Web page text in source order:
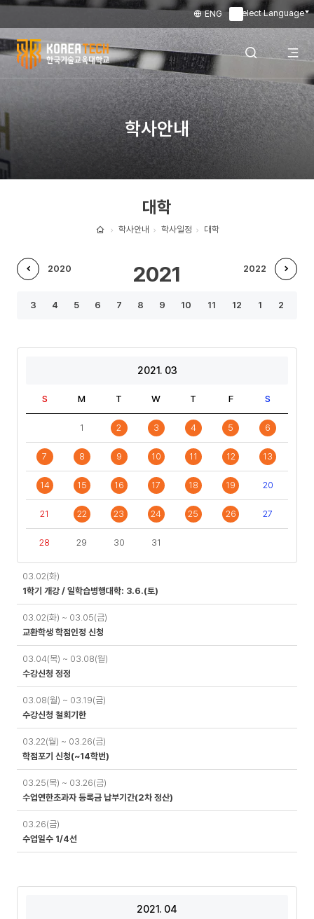
Select Language
ENG
검색 레이어
한
국
교
학
교
전
학사안내
학사안내 학사일정 대학
대학
2020
전
2021 2022
3 4 5 6 7 8 9 10 11 12 1 2
2021. 03
S M T W T F S
1 2 3 4 5 6
7 8 9 10 11 12 13
14 15 16 17 18 19 20
21 22 23 24 25 26 27
28 29 30 31
03.02(화)
1학기 개강 / 일학습병행대학: 3.6.(토)
03.02(화) ~ 03.05(금)
교환학생 학점인정 신청
03.04(목) ~ 03.08(월)
수강신청 정정
03.08(월) ~ 03.19(금)
수강신청 철회기한
03.22(월) ~ 03.26(금)
학점포기 신청(~14학번)
03.25(목) ~ 03.26(금)
수업연한초과자 등록금 납부기간(2차 정산)
03.26(금)
수업일수 1/4선
2021. 04